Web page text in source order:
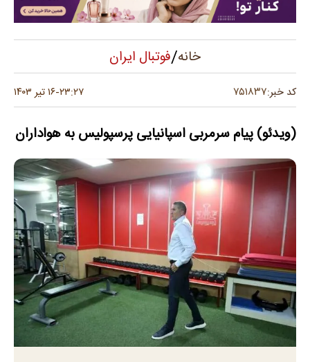
خانه/فوتبال ایران
کد خبر:۷۵۱۸۳۷ ۲۳:۲۷-۱۶ تیر ۱۴۰۳
(ویدئو) پیام سرمربی اسپانیایی پرسپولیس به هواداران